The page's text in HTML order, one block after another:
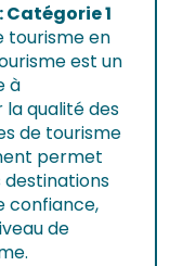
Catégorie 1
tourisme en
est un
à
qualité des
de tourisme
permet
destinations
confiance,
de